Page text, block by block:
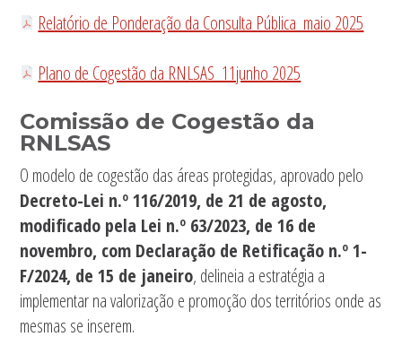
Relatório de Ponderação da Consulta Pública_maio 2025
Plano de Cogestão da RNLSAS_11junho 2025
Comissão de Cogestão da
RNLSAS
O modelo de cogestão das áreas protegidas, aprovado pelo
Decreto-Lei n.º 116/2019, de 21 de agosto,
modificado pela Lei n.º 63/2023, de 16 de
novembro, com Declaração de Retificação n.º 1-
F/2024, de 15 de janeiro, delineia a estratégia a
implementar na valorização e promoção dos territórios onde as
mesmas se inserem.